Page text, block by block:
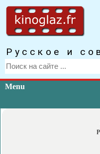
Русское и
Menu